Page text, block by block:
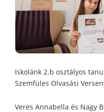
Iskolánk 2.b osztályos
Szemfüles Olvasási
Veres Annabella és Nagy